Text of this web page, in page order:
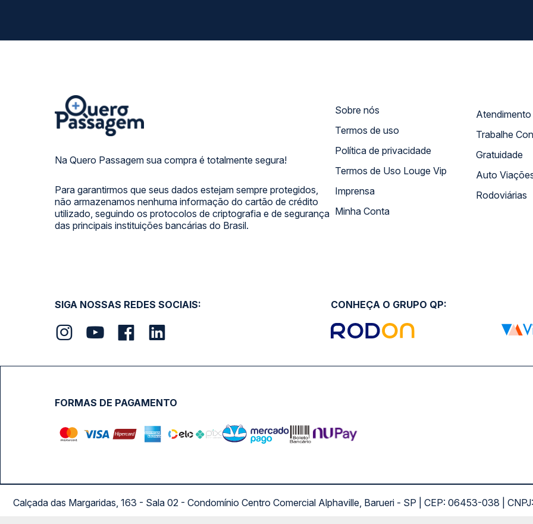
Na Quero Passagem sua compra é totalmente segura!
Para garantirmos que seus dados estejam sempre protegidos,
não armazenamos nenhuma informação do cartão de crédito
utilizado, seguindo os protocolos de criptografia e de segurança
das principais instituições bancárias do Brasil.
Sobre nós
Termos de uso
Política de privacidade
Termos de Uso Louge Vip
Imprensa
Minha Conta
Trabalhe
Gratuidade
Auto
Rodoviárias
SIGA NOSSAS REDES SOCIAIS: CONHEÇA O GRUPO QP:
FORMAS DE PAGAMENTO
Calçada das Margaridas, 163 - Sala 02 - Condomínio Centro Comercial Alphaville, Barueri - SP | CEP: 06453-038 |